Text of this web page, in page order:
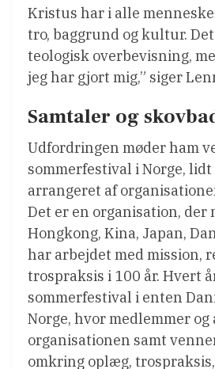
Kristus har i alle
tro, baggrund og kultur.
teologisk overbevisning,
jeg har gjort mig,” siger
Samtaler og
Udfordringen møder ham
sommerfestival i Norge, lidt
arrangeret af
Det er en organisation, der
Hongkong, Kina, Japan,
har arbejdet med mission,
trospraksis i 100 år. Hvert
sommerfestival i enten
Norge, hvor medlemmer og
organisationen samt
omkring oplæg,